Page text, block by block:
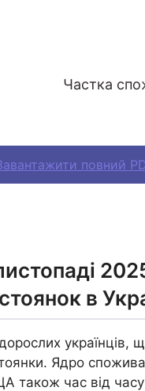
Частка
повний
в
українців,
Ядро
також час від часу